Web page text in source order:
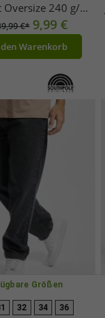
240 g/m²
Schwarz
€* 9,99 €
Warenkorb
Größen
32 34 36